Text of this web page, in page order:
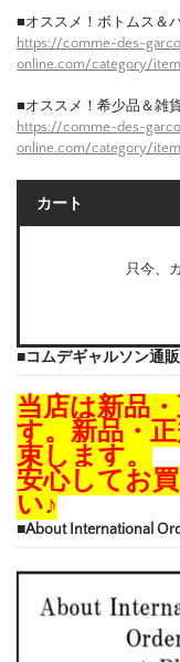
■オススメ！ボトムス＆
https://comme-des-
online.com/category/
■オススメ！希少品＆雑
https://comme-des-
online.com/category/
カート
只今、
■コムデギャルソン通
当店は新品
す。新品・
束します。
安心してお
い♪
■About International